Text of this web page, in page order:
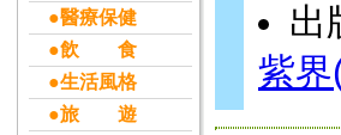
●醫療保健
●飲 食
●生活風格
●旅 遊
出
紫界